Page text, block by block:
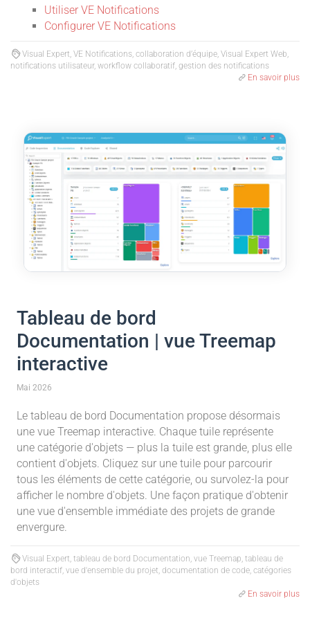
Utiliser VE Notifications
Configurer VE Notifications
Visual Expert, VE Notifications, collaboration d’équipe, Visual Expert Web,
notifications utilisateur, workflow collaboratif, gestion des notifications
En savoir plus
Tableau de bord
Documentation | vue Treemap
interactive
Mai 2026
Le tableau de bord Documentation propose désormais
une vue Treemap interactive. Chaque tuile représente
une catégorie d'objets — plus la tuile est grande, plus elle
contient d'objets. Cliquez sur une tuile pour parcourir
tous les éléments de cette catégorie, ou survolez-la pour
afficher le nombre d'objets. Une façon pratique d'obtenir
une vue d'ensemble immédiate des projets de grande
envergure.
Visual Expert, tableau de bord Documentation, vue Treemap, tableau de
bord interactif, vue d'ensemble du projet, documentation de code, catégories
d'objets
En savoir plus